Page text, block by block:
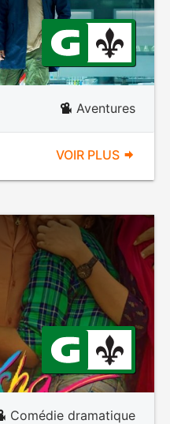
Aventures
VOIR PLUS
Comédie dramatique